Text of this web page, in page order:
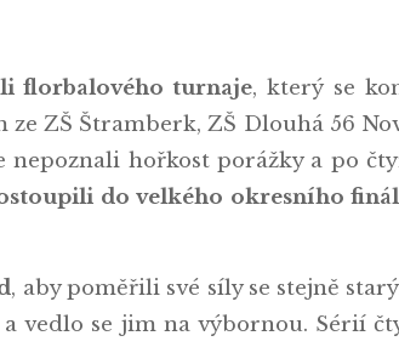
florbalového turnaje, který se
ZŠ Štramberk, ZŠ Dlouhá 56
hořkost porážky a po
do velkého okresního
, aby poměřili své síly se stejně
se jim na výbornou. Sérií